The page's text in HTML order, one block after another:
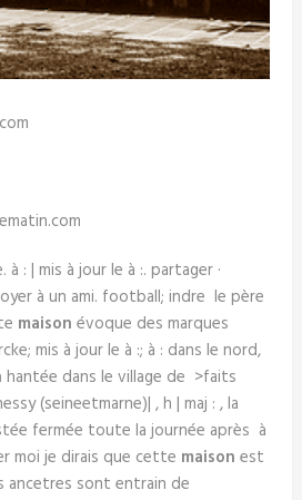
: | mis à jour le à :. partager ·
à un ami. football; indre le père
maison évoque des marques
mis à jour le à :; à : dans le nord,
hantée dans le village de >faits
(seineetmarne)| , h | maj : , la
fermée toute la journée après à
moi je dirais que cette maison est
sont entrain de